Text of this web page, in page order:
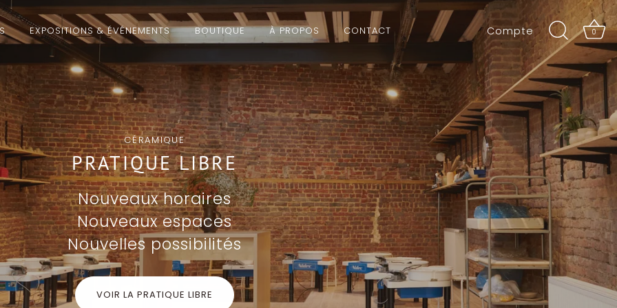
EXPOSITIONS & ÉVÉNEMENTS BOUTIQUE À PROPOS CONTACT Compte 0
CÉRAMIQUE
PRATIQUE LIBRE
Nouveaux horaires
Nouveaux espaces
Nouvelles possibilités
VOIR LA PRATIQUE LIBRE